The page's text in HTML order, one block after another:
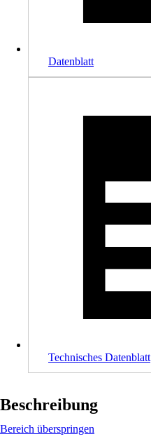
Datenblatt
Technisches Datenblatt
Beschreibung
Bereich überspringen